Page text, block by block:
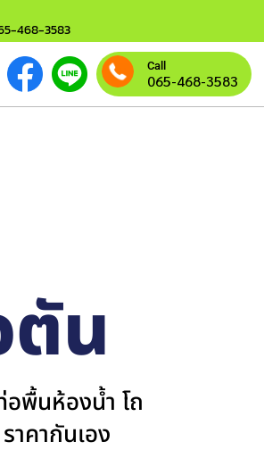
468-3583
Call
065-468-3583
น
อพื้นห้องน้ำ โถ
าคากันเอง